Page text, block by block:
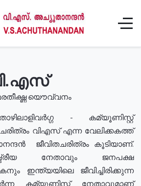
യൌവ്വനം
- കമ്യൂണിസ്റ്റ്
വിഎസ് എന്ന വേലിക്കകത്ത്
ജീവിതചരിത്രം കൂടിയാണ്.
നേതാവും ജനപക്ഷ
ഇന്ത്യയിലെ ജീവിച്ചിരിക്കുന്ന
കമ്യൂണിസ്റ്റ് നേതാവുമാണ്